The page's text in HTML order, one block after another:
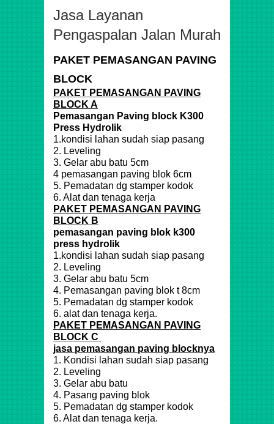
Jasa Layanan
Pengaspalan Jalan Murah
PAKET PEMASANGAN PAVING
BLOCK
PAKET PEMASANGAN PAVING
BLOCK A
Pemasangan Paving block K300
Press Hydrolik
1.kondisi lahan sudah siap pasang
2. Leveling
3. Gelar abu batu 5cm
4 pemasangan paving blok 6cm
5. Pemadatan dg stamper kodok
6. Alat dan tenaga kerja
PAKET PEMASANGAN PAVING
BLOCK B
pemasangan paving blok k300
press hydrolik
1.kondisi lahan sudah siap pasang
2. Leveling
3. Gelar abu batu 5cm
4. Pemasangan paving blok t 8cm
5. Pemadatan dg stamper kodok
6. alat dan tenaga kerja.
PAKET PEMASANGAN PAVING
BLOCK C
jasa pemasangan paving blocknya
1. Kondisi lahan sudah siap pasang
2. Leveling
3. Gelar abu batu
4. Pasang paving blok
5. Pemadatan dg stamper kodok
6. Alat dan tenaga kerja.